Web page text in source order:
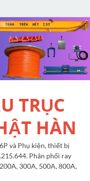
TRỤC
HÀN
và Phụ kiện, thiết bị
Phân phối ray
300A, 500A, 800A,